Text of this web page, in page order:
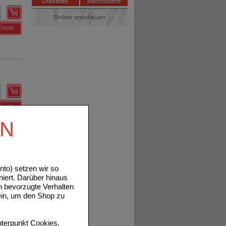
setzen wir so
Darüber hinaus
bevorzugte Verhalten
um den Shop zu
Cookies.